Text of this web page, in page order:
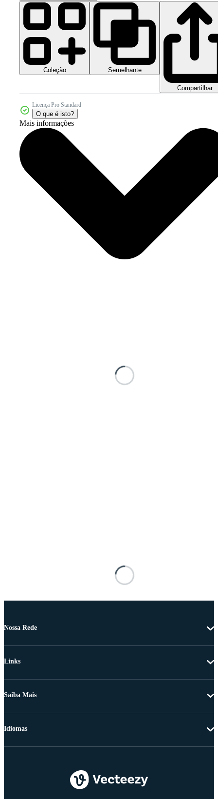
Coleção Semelhante
Compartilhar
Licença Pro Standard
O que é isto?
Mais informações
Nossa Rede
Links
Saiba Mais
Idiomas